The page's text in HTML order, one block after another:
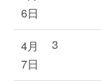
6日
4月
7日
3